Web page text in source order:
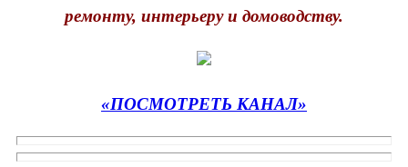
ремонту, интерьеру и домоводству.
«ПОСМОТРЕТЬ КАНАЛ»